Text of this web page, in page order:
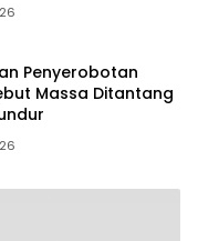
Penyerobotan
Massa Ditantang